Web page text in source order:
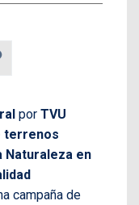
por TVU
terrenos
Naturaleza en
campaña de